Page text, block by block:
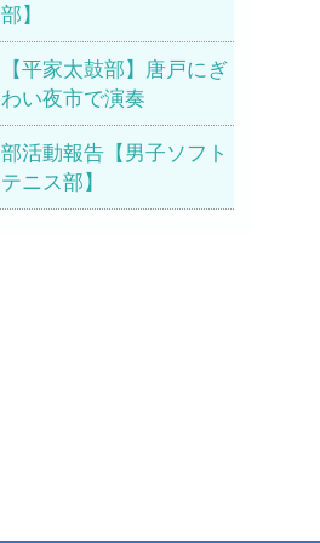
部】
【平家太鼓部】唐戸にぎ
わい夜市で演奏
部活動報告【男子ソフト
テニス部】